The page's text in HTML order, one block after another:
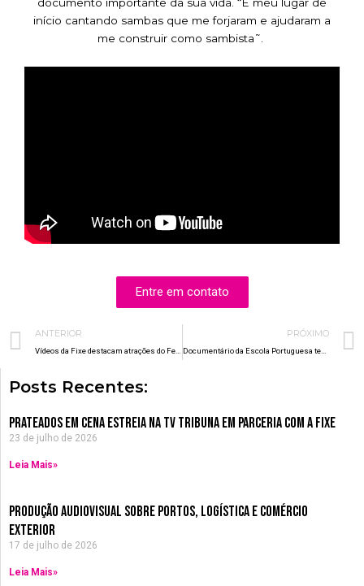
documento importante da sua vida. “É meu lugar de
início cantando sambas que me forjaram e ajudaram a
me construir como sambista˜.
Entre em contato
Prev
ANTERIOR
Vídeos da Fixe destacam atrações do Festival Geek
PRÓXIMO
Documentário da Escola Portuguesa tem lançamento no cinema
Posts Recentes:
Prateados em Cena estreia na TV Tribuna em parceria com a Fixe
23 de julho de 2026
Leia Mais»
Produção Audiovisual sobre Portos, Logística e Comércio
Exterior
17 de julho de 2026
Leia Mais»